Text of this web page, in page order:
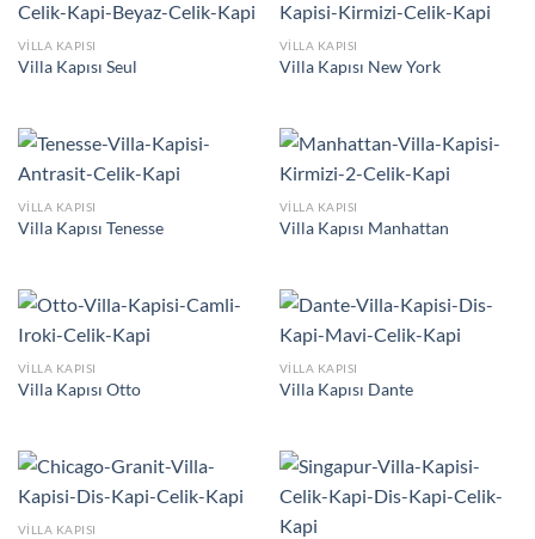
VILLA KAPISI
Villa Kapısı Seul
VILLA KAPISI
Villa Kapısı New York
VILLA KAPISI
Villa Kapısı Tenesse
VILLA KAPISI
Villa Kapısı Manhattan
VILLA KAPISI
Villa Kapısı Otto
VILLA KAPISI
Villa Kapısı Dante
VILLA KAPISI